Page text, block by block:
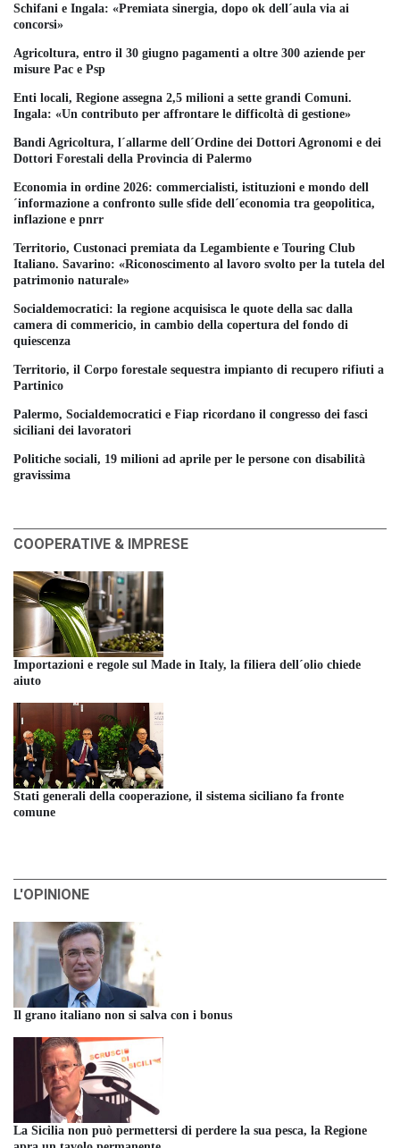
Schifani e Ingala: «Premiata sinergia, dopo ok dell´aula via ai
concorsi»
Agricoltura, entro il 30 giugno pagamenti a oltre 300 aziende per
misure Pac e Psp
Enti locali, Regione assegna 2,5 milioni a sette grandi Comuni.
Ingala: «Un contributo per affrontare le difficoltà di gestione»
Bandi Agricoltura, l´allarme dell´Ordine dei Dottori Agronomi e dei
Dottori Forestali della Provincia di Palermo
Economia in ordine 2026: commercialisti, istituzioni e mondo dell
´informazione a confronto sulle sfide dell´economia tra geopolitica,
inflazione e pnrr
Territorio, Custonaci premiata da Legambiente e Touring Club
Italiano. Savarino: «Riconoscimento al lavoro svolto per la tutela del
patrimonio naturale»
Socialdemocratici: la regione acquisisca le quote della sac dalla
camera di commericio, in cambio della copertura del fondo di
quiescenza
Territorio, il Corpo forestale sequestra impianto di recupero rifiuti a
Partinico
Palermo, Socialdemocratici e Fiap ricordano il congresso dei fasci
siciliani dei lavoratori
Politiche sociali, 19 milioni ad aprile per le persone con disabilità
gravissima
COOPERATIVE & IMPRESE
Importazioni e regole sul Made in Italy, la filiera dell´olio chiede
aiuto
Stati generali della cooperazione, il sistema siciliano fa fronte
comune
L'OPINIONE
Il grano italiano non si salva con i bonus
La Sicilia non può permettersi di perdere la sua pesca, la Regione